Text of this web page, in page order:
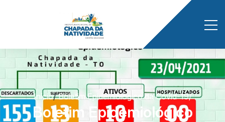
Início/Boletim Epidemiológico da Covid-19/
Boletim Epidemiológico